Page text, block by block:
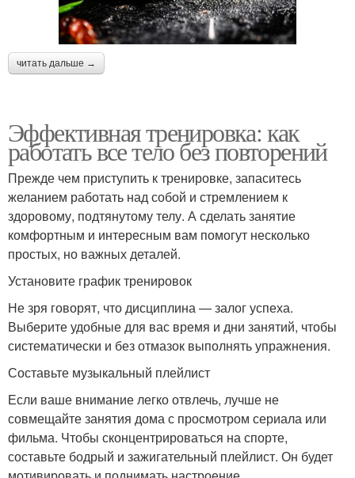
читать дальше →
Эффективная тренировка: как
работать все тело без повторений
Прежде чем приступить к тренировке, запаситесь
желанием работать над собой и стремлением к
здоровому, подтянутому телу. А сделать занятие
комфортным и интересным вам помогут несколько
простых, но важных деталей.
Установите график тренировок
Не зря говорят, что дисциплина — залог успеха.
Выберите удобные для вас время и дни занятий, чтобы
систематически и без отмазок выполнять упражнения.
Составьте музыкальный плейлист
Если ваше внимание легко отвлечь, лучше не
совмещайте занятия дома с просмотром сериала или
фильма. Чтобы сконцентрироваться на спорте,
составьте бодрый и зажигательный плейлист. Он будет